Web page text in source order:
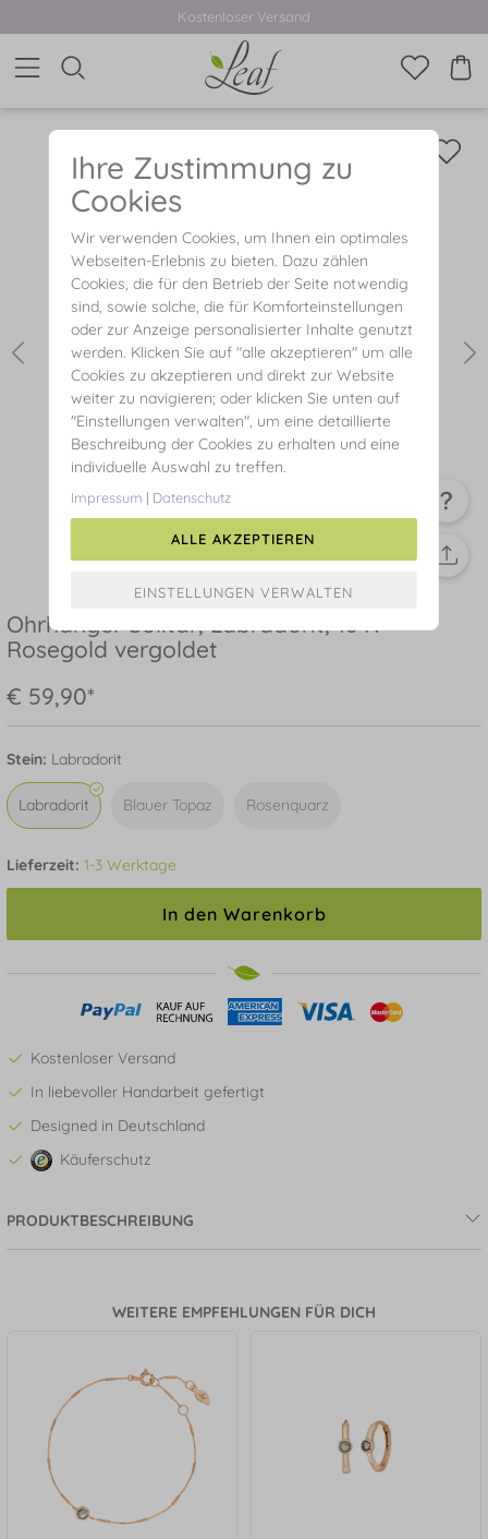
Kostenloser Versand
Ohrhänger Solitär, Labradorit, 18 K
Rosegold vergoldet
€ 59,90*
Stein: Labradorit
Labradorit Blauer Topaz Rosenquarz
Lieferzeit: 1-3 Werktage
In den Warenkorb
Kostenloser Versand
In liebevoller Handarbeit gefertigt
Designed in Deutschland
Käuferschutz
PRODUKTBESCHREIBUNG
WEITERE EMPFEHLUNGEN FÜR DICH
Ihre Zustimmung zu
Cookies
Wir verwenden Cookies, um Ihnen ein optimales
Webseiten-Erlebnis zu bieten. Dazu zählen
Cookies, die für den Betrieb der Seite notwendig
sind, sowie solche, die für Komforteinstellungen
oder zur Anzeige personalisierter Inhalte genutzt
werden. Klicken Sie auf "alle akzeptieren" um alle
Cookies zu akzeptieren und direkt zur Website
weiter zu navigieren; oder klicken Sie unten auf
"Einstellungen verwalten", um eine detaillierte
Beschreibung der Cookies zu erhalten und eine
individuelle Auswahl zu treffen.
Impressum | Datenschutz
ALLE AKZEPTIEREN